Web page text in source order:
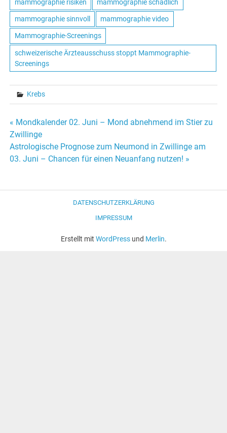
mammographie risiken mammographie schädlich
mammographie sinnvoll mammographie video
Mammographie-Screenings
schweizerische Ärzteausschuss stoppt Mammographie-
Screenings
Krebs
Beitrags-
Navigation
« Mondkalender 02. Juni – Mond abnehmend im Stier zu
Zwillinge
Astrologische Prognose zum Neumond in Zwillinge am
03. Juni – Chancen für einen Neuanfang nutzen! »
DATENSCHUTZERKLÄRUNG
IMPRESSUM
Erstellt mit WordPressund Merlin.